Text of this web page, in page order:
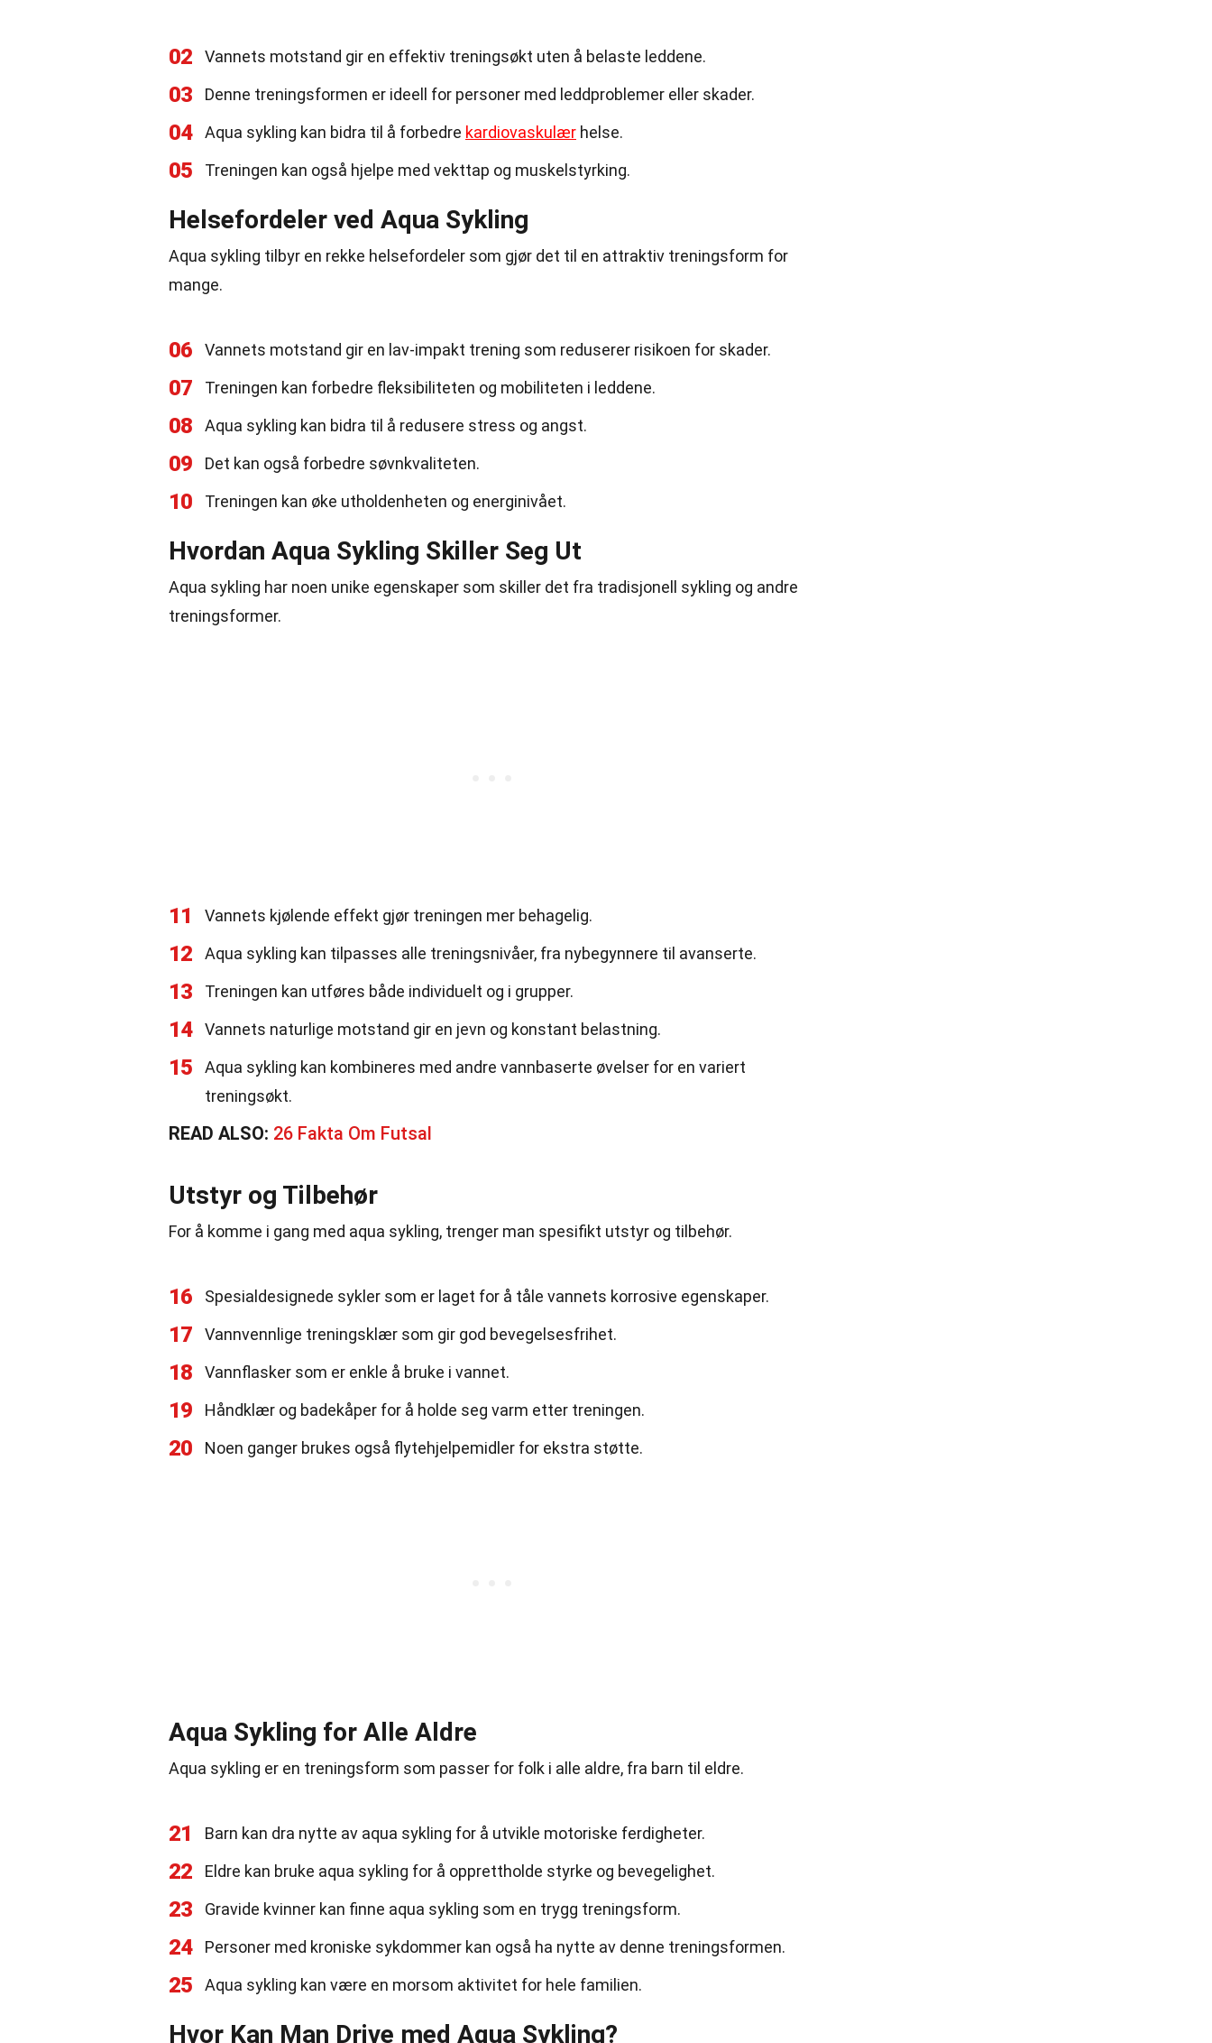
02 Vannets motstand gir en effektiv treningsøkt uten å belaste leddene.
03 Denne treningsformen er ideell for personer med leddproblemer eller skader.
04 Aqua sykling kan bidra til å forbedre kardiovaskulær helse.
05 Treningen kan også hjelpe med vekttap og muskelstyrking.
Helsefordeler ved Aqua Sykling
Aqua sykling tilbyr en rekke helsefordeler som gjør det til en attraktiv treningsform for
mange.
06 Vannets motstand gir en lav-impakt trening som reduserer risikoen for skader.
07 Treningen kan forbedre fleksibiliteten og mobiliteten i leddene.
08 Aqua sykling kan bidra til å redusere stress og angst.
09 Det kan også forbedre søvnkvaliteten.
10 Treningen kan øke utholdenheten og energinivået.
Hvordan Aqua Sykling Skiller Seg Ut
Aqua sykling har noen unike egenskaper som skiller det fra tradisjonell sykling og andre
treningsformer.
11 Vannets kjølende effekt gjør treningen mer behagelig.
12 Aqua sykling kan tilpasses alle treningsnivåer, fra nybegynnere til avanserte.
13 Treningen kan utføres både individuelt og i grupper.
14 Vannets naturlige motstand gir en jevn og konstant belastning.
15
Aqua sykling kan kombineres med andre vannbaserte øvelser for en variert
treningsøkt.
READ ALSO: 26 Fakta Om Futsal
Utstyr og Tilbehør
For å komme i gang med aqua sykling, trenger man spesifikt utstyr og tilbehør.
16 Spesialdesignede sykler som er laget for å tåle vannets korrosive egenskaper.
17 Vannvennlige treningsklær som gir god bevegelsesfrihet.
18 Vannflasker som er enkle å bruke i vannet.
19 Håndklær og badekåper for å holde seg varm etter treningen.
20 Noen ganger brukes også flytehjelpemidler for ekstra støtte.
Aqua Sykling for Alle Aldre
Aqua sykling er en treningsform som passer for folk i alle aldre, fra barn til eldre.
21 Barn kan dra nytte av aqua sykling for å utvikle motoriske ferdigheter.
22 Eldre kan bruke aqua sykling for å opprettholde styrke og bevegelighet.
23 Gravide kvinner kan finne aqua sykling som en trygg treningsform.
24 Personer med kroniske sykdommer kan også ha nytte av denne treningsformen.
25 Aqua sykling kan være en morsom aktivitet for hele familien.
Hvor Kan Man Drive med Aqua Sykling?